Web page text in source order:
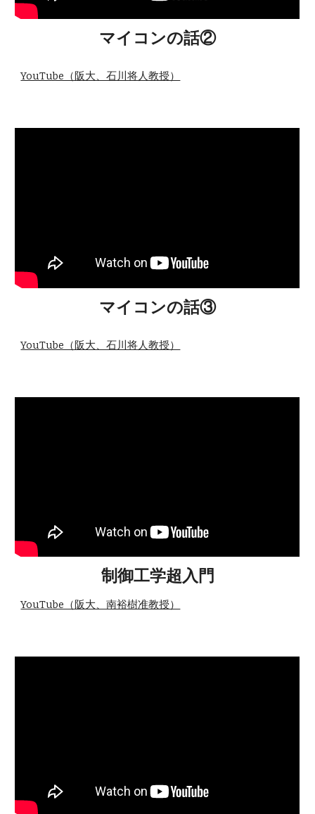
マイコンの話②
YouTube（阪大、石川将人教授）
マイコンの話③
YouTube（阪大、石川将人教授）
制御工学超入門
YouTube（阪大、南裕樹准教授）